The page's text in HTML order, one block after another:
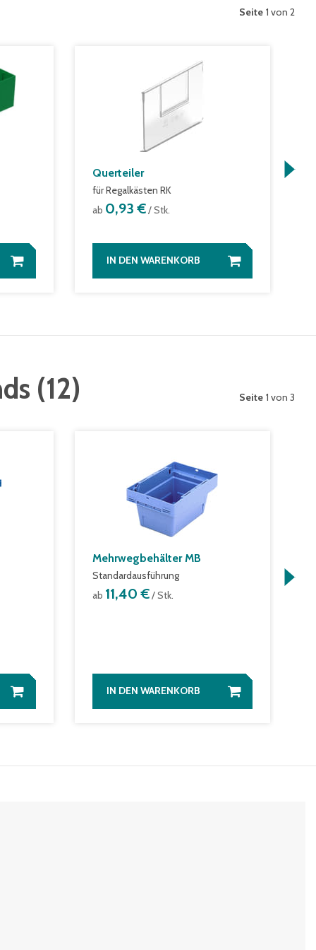
Seite 1 von 2
Querteiler
für Regalkästen RK
ab 0,93 €/ Stk.
IN DEN WARENKORB
(12) Seite 1 von 3
Mehrwegbehälter MB
Standardausführung
ab 11,40 €/ Stk.
IN DEN WARENKORB